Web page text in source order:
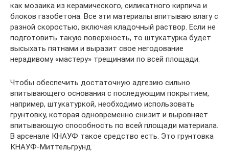
как мозаика из керамического, силикатного кирпича и
блоков газобетона. Все эти материалы впитываю влагу с
разной скоростью, включая кладочный раствор. Если не
подготовить такую поверхность, то штукатурка будет
высыхать пятнами и выразит свое негодование
нерадивому «мастеру» трещинами по всей площади.
Чтобы обеспечить достаточную адгезию сильно
впитывающего основания с последующим покрытием,
например, штукатуркой, необходимо использовать
грунтовку, которая одновременно снизит и выровняет
впитывающую способность по всей площади материала.
В арсенале КНАУФ такое средство есть. Это грунтовка
КНАУФ-Миттельгрунд.